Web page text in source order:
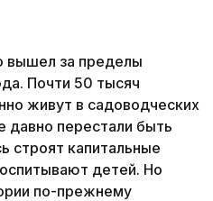
вышел за пределы
Почти 50 тысяч
живут в садоводческих
давно перестали быть
строят капитальные
детей. Но
по-прежнему